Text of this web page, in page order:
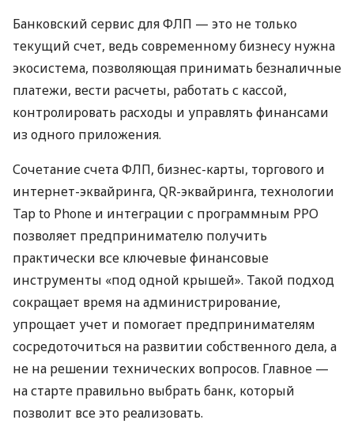
Банковский сервис для ФЛП — это не только
текущий счет, ведь современному бизнесу нужна
экосистема, позволяющая принимать безналичные
платежи, вести расчеты, работать с кассой,
контролировать расходы и управлять финансами
из одного приложения.
Сочетание счета ФЛП, бизнес-карты, торгового и
интернет-эквайринга, QR-эквайринга, технологии
Tap to Phone и интеграции с программным РРО
позволяет предпринимателю получить
практически все ключевые финансовые
инструменты «под одной крышей». Такой подход
сокращает время на администрирование,
упрощает учет и помогает предпринимателям
сосредоточиться на развитии собственного дела, а
не на решении технических вопросов. Главное —
на старте правильно выбрать банк, который
позволит все это реализовать.